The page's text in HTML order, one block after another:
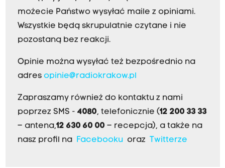
możecie Państwo wysyłać maile z opiniami.
Wszystkie będą skrupulatnie czytane i nie
pozostaną bez reakcji.
Opinie można wysyłać też bezpośrednio na
adres opinie@radiokrakow.pl
Zapraszamy również do kontaktu z nami
poprzez SMS - 4080, telefonicznie (12 200 33 33
– antena,12 630 60 00 – recepcja), a także na
nasz profil na Facebookuoraz Twitterze